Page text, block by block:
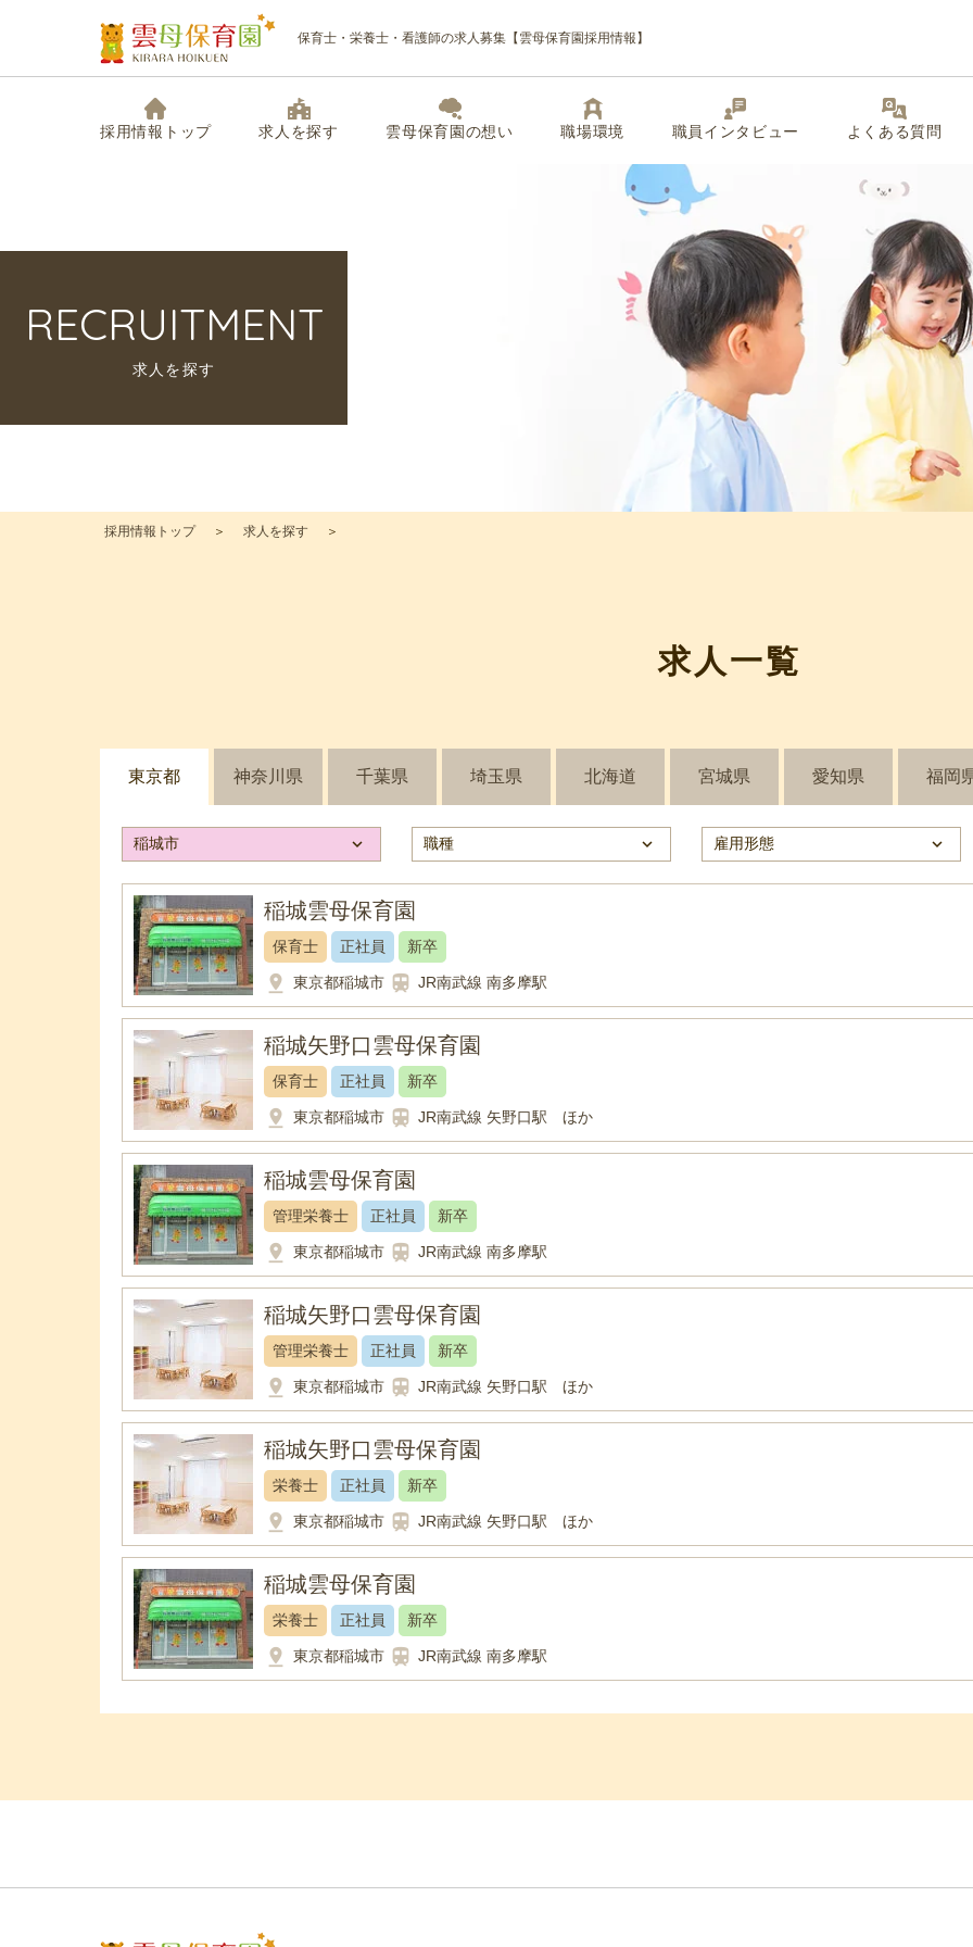
保育士・栄養士・看護師の求人募集【雲母保育園採用情報】
採用情報トップ 求人を探す 雲母保育園の想い 職場環境 職員インタビュー よくある質問
RECRUITMENT
求人を探す
採用情報トップ 求人を探す
求人一覧
東京都 神奈川県 千葉県 埼玉県 北海道 宮城県 愛知県 福岡
稲城市 keyboard_arrow_down 職種 keyboard_arrow_down 雇用形態 keyboard_arrow_down
稲城雲母保育園
保育士 正社員 新卒
pin_drop 東京都稲城市 train JR南武線 南多摩駅
稲城矢野口雲母保育園
保育士 正社員 新卒
pin_drop 東京都稲城市 train JR南武線 矢野口駅 ほか
稲城雲母保育園
管理栄養士 正社員 新卒
pin_drop 東京都稲城市 train JR南武線 南多摩駅
稲城矢野口雲母保育園
管理栄養士 正社員 新卒
pin_drop 東京都稲城市 train JR南武線 矢野口駅 ほか
稲城矢野口雲母保育園
栄養士 正社員 新卒
pin_drop 東京都稲城市 train JR南武線 矢野口駅 ほか
稲城雲母保育園
栄養士 正社員 新卒
pin_drop 東京都稲城市 train JR南武線 南多摩駅